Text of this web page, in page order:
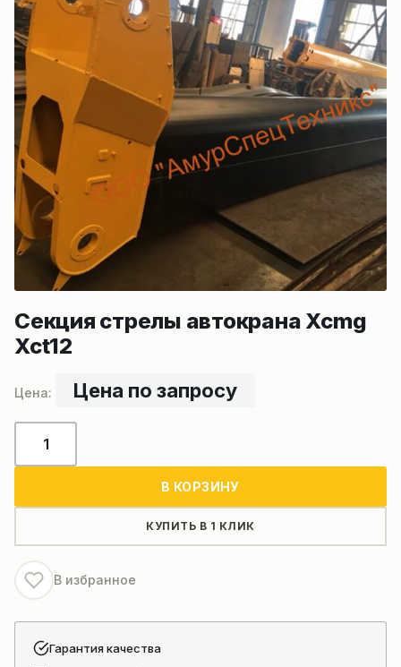
Секция стрелы автокрана Xcmg
Xct12
Цена по запросу
товара
Xcmg
Xct12
В КОРЗИНУ
КУПИТЬ В 1 КЛИК
В избранное
Гарантия качества